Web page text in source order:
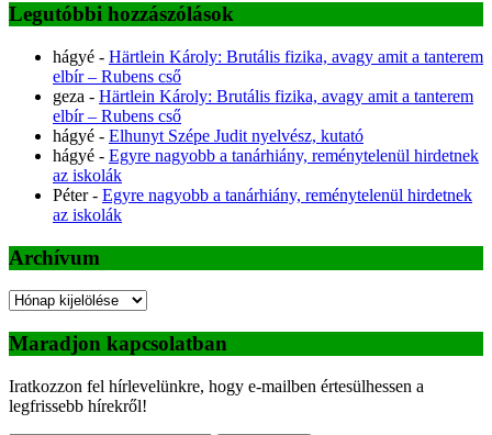
Legutóbbi hozzászólások
hágyé - Härtlein Károly: Brutális fizika, avagy amit a tanterem
elbír – Rubens cső
geza - Härtlein Károly: Brutális fizika, avagy amit a tanterem
elbír – Rubens cső
hágyé - Elhunyt Szépe Judit nyelvész, kutató
hágyé - Egyre nagyobb a tanárhiány, reménytelenül hirdetnek
az iskolák
Péter- Egyre nagyobb a tanárhiány, reménytelenül hirdetnek
az iskolák
Archívum
Archívum
Maradjon kapcsolatban
Iratkozzon fel hírlevelünkre, hogy e-mailben értesülhessen a
legfrissebb hírekről!